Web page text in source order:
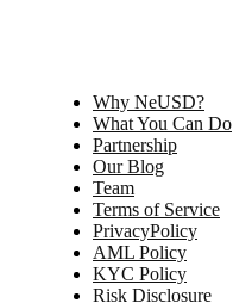
Why NeUSD?
What You Can Do
Partnership
Our Blog
Team
Terms of Service
PrivacyPolicy
AML Policy
KYC Policy
Risk Disclosure